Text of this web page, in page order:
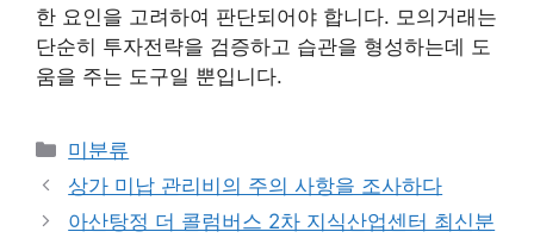
한 요인을 고려하여 판단되어야 합니다. 모의거래는
단순히 투자전략을 검증하고 습관을 형성하는데 도
움을 주는 도구일 뿐입니다.
Categories
미분류
상가 미납 관리비의 주의 사항을 조사하다
아산탕정 더 콜럼버스 2차 지식산업센터 최신분